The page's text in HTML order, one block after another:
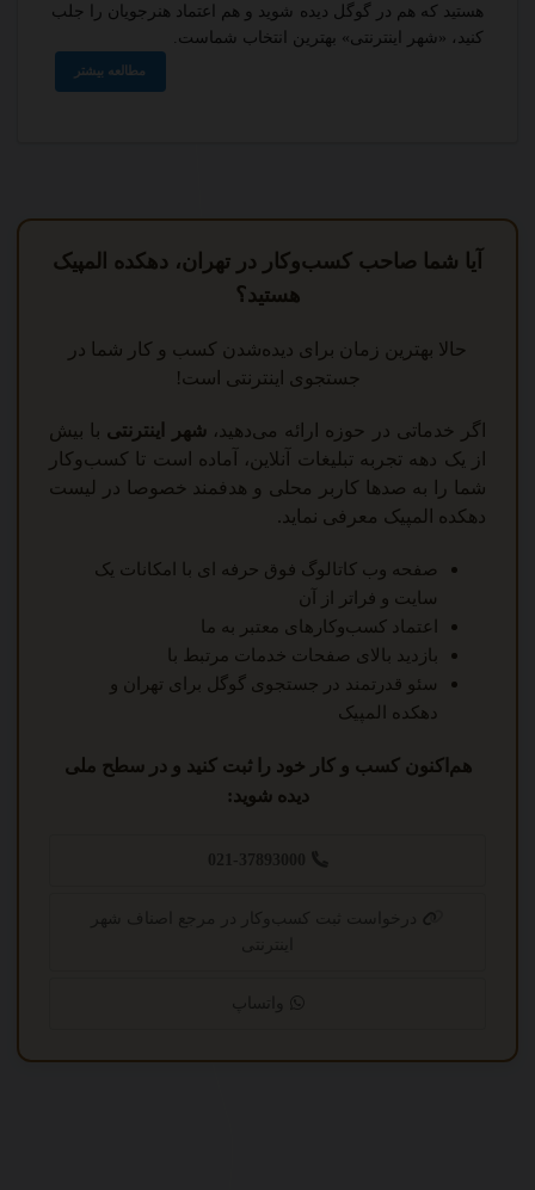
هستید که هم در گوگل دیده شوید و هم اعتماد هنرجویان را جلب
کنید، «شهر اینترنتی» بهترین انتخاب شماست.
مطالعه بیشتر
آیا شما صاحب کسب‌وکار در تهران، دهکده المپیک
هستید؟
حالا بهترین زمان برای دیده‌شدن کسب و کار شما در
جستجوی اینترنتی است!
اگر خدماتی در حوزه ارائه می‌دهید، شهر اینترنتی با بیش
از یک دهه تجربه تبلیغات آنلاین، آماده است تا کسب‌وکار
شما را به صدها کاربر محلی و هدفمند خصوصا در لیست
دهکده المپیک معرفی نماید.
صفحه وب کاتالوگ فوق حرفه ای با امکانات یک
سایت و فراتر از آن
اعتماد کسب‌وکارهای معتبر به ما
بازدید بالای صفحات خدمات مرتبط با
سئو قدرتمند در جستجوی گوگل برای تهران و
دهکده المپیک
هم‌اکنون کسب و کار خود را ثبت کنید و در سطح ملی
دیده شوید:
درخواست ثبت کسب‌وکار در مرجع اصناف شهر
اینترنتی
واتساپ